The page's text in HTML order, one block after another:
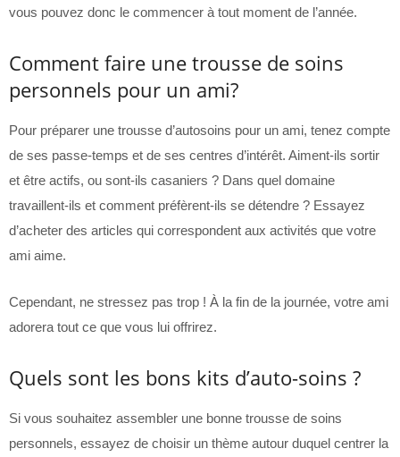
vous pouvez donc le commencer à tout moment de l’année.
Comment faire une trousse de soins
personnels pour un ami?
Pour préparer une trousse d’autosoins pour un ami, tenez compte
de ses passe-temps et de ses centres d’intérêt. Aiment-ils sortir
et être actifs, ou sont-ils casaniers ? Dans quel domaine
travaillent-ils et comment préfèrent-ils se détendre ? Essayez
d’acheter des articles qui correspondent aux activités que votre
ami aime.
Cependant, ne stressez pas trop ! À la fin de la journée, votre ami
adorera tout ce que vous lui offrirez.
Quels sont les bons kits d’auto-soins ?
Si vous souhaitez assembler une bonne trousse de soins
personnels, essayez de choisir un thème autour duquel centrer la